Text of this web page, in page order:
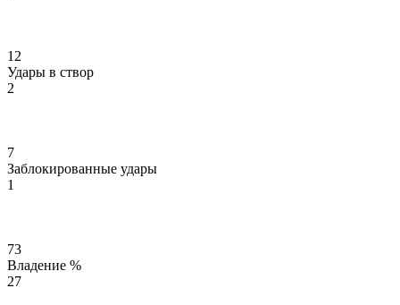
12
Удары в створ
2
7
Заблокированные удары
1
73
Владение %
27